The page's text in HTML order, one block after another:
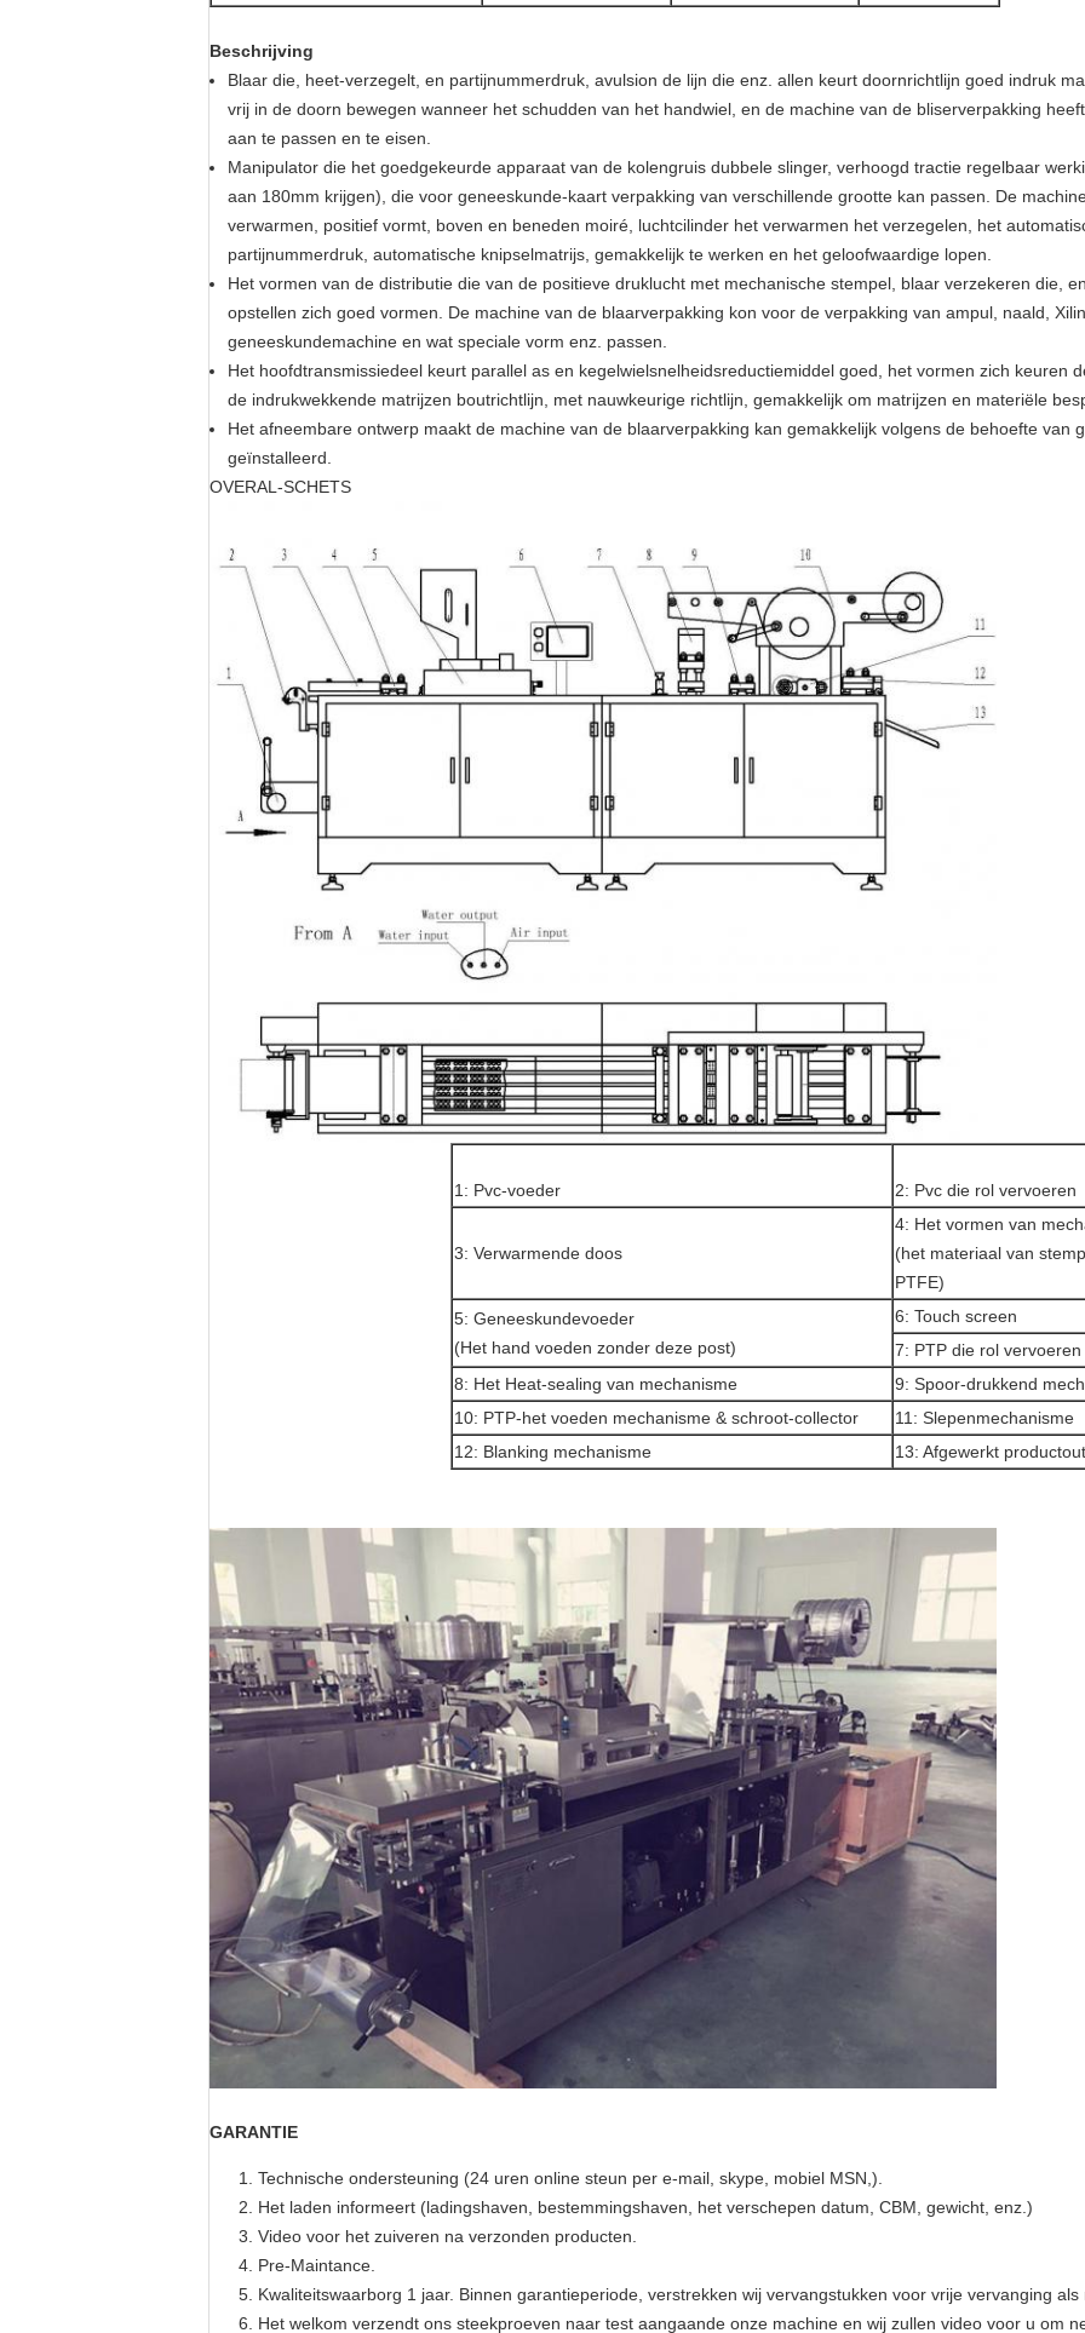
Beschrijving
Blaar die, heet-verzegelt, en partijnummerdruk, avulsion de lijn die enz. allen keurt doornrichtlijn goed indruk
vrij in de doorn bewegen wanneer het schudden van het handwiel, en de machine van de bliserverpakking
aan te passen en te eisen.
Manipulator die het goedgekeurde apparaat van de kolengruis dubbele slinger, verhoogd tractie regelbaar
aan 180mm krijgen), die voor geneeskunde-kaart verpakking van verschillende grootte kan passen. De
verwarmen, positief vormt, boven en beneden moiré, luchtcilinder het verwarmen het verzegelen, het
partijnummerdruk, automatische knipselmatrijs, gemakkelijk te werken en het geloofwaardige lopen.
Het vormen van de distributie die van de positieve druklucht met mechanische stempel, blaar verzekeren die,
opstellen zich goed vormen. De machine van de blaarverpakking kon voor de verpakking van ampul, naald,
geneeskundemachine en wat speciale vorm enz. passen.
Het hoofdtransmissiedeel keurt parallel as en kegelwielsnelheidsreductiemiddel goed, het vormen zich keuren
de indrukwekkende matrijzen boutrichtlijn, met nauwkeurige richtlijn, gemakkelijk om matrijzen en materiële
Het afneembare ontwerp maakt de machine van de blaarverpakking kan gemakkelijk volgens de behoefte van
geïnstalleerd.
OVERAL-SCHETS
1: Pvc-voeder 2: Pvc die rol vervoeren
3: Verwarmende doos
4: Het vormen van
(het materiaal van
PTFE)
5: Geneeskundevoeder
(Het hand voeden zonder deze post)
6: Touch screen
7: PTP die rol vervoeren
8: Het Heat-sealing van mechanisme
9: Spoor-drukkend
10: PTP-het voeden mechanisme & schroot-collector
11: Slepenmechanisme
12: Blanking mechanisme
13: Afgewerkt
GARANTIE
Technische ondersteuning (24 uren online steun per e-mail, skype, mobiel MSN,).
Het laden informeert (ladingshaven, bestemmingshaven, het verschepen datum, CBM, gewicht, enz.)
Video voor het zuiveren na verzonden producten.
Pre-Maintance.
Kwaliteitswaarborg 1 jaar. Binnen garantieperiode, verstrekken wij vervangstukken voor vrije vervanging als
Het welkom verzendt ons steekproeven naar test aangaande onze machine en wij zullen video voor u om